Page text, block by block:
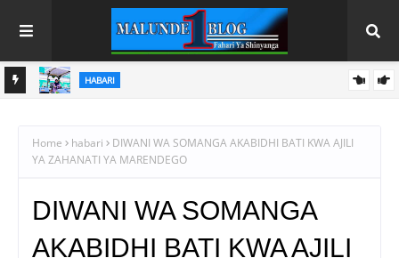
HABARI
Home habari
DIWANI WA SOMANGA AKABIDHI BATI KWA AJILI
YA ZAHANATI YA MARENDEGO
DIWANI WA SOMANGA
AKABIDHI BATI KWA AJILI